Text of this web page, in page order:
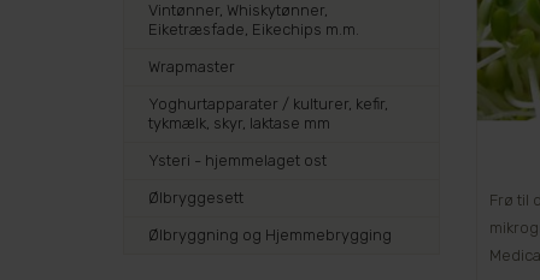
Frø til
Vintønner, Whiskytønner,
Eiketræsfade, Eikechips m.m.
Wrapmaster
Yoghurtapparater / kulturer, kefir,
tykmælk, skyr, laktase mm
Ysteri - hjemmelaget ost
Ølbryggesett
Ølbryggning og Hjemmebrygging